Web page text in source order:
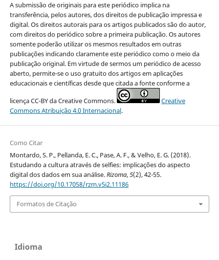
A submissão de originais para este periódico implica na
transferência, pelos autores, dos direitos de publicação impressa e
digital. Os direitos autorais para os artigos publicados são do autor,
com direitos do periódico sobre a primeira publicação. Os autores
somente poderão utilizar os mesmos resultados em outras
publicações indicando claramente este periódico como o meio da
publicação original. Em virtude de sermos um periódico de acesso
aberto, permite-se o uso gratuito dos artigos em aplicações
educacionais e científicas desde que citada a fonte conforme a
licença CC-BY da Creative Commons.
Creative
Commons Atribuição 4.0 Internacional.
Como Citar
Montardo, S. P., Pellanda, E. C., Pase, A. F., & Velho, E. G. (2018).
Estudando a cultura através de selfies: implicações do aspecto
digital dos dados em sua análise.Rizoma,5(2), 42-55.
https://doi.org/10.17058/rzm.v5i2.11186
Formatos de Citação
Idioma